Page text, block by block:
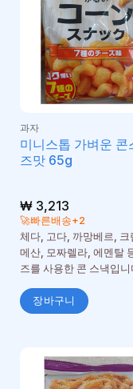
과자
미니스톱 가벼운 콘
즈맛 65g
₩3,213
🚀빠른배송+2
체다, 고다, 까망베르, 크
메산, 모짜렐라, 에멘탈
즈를 사용한 콘 스낵입니
장바구니